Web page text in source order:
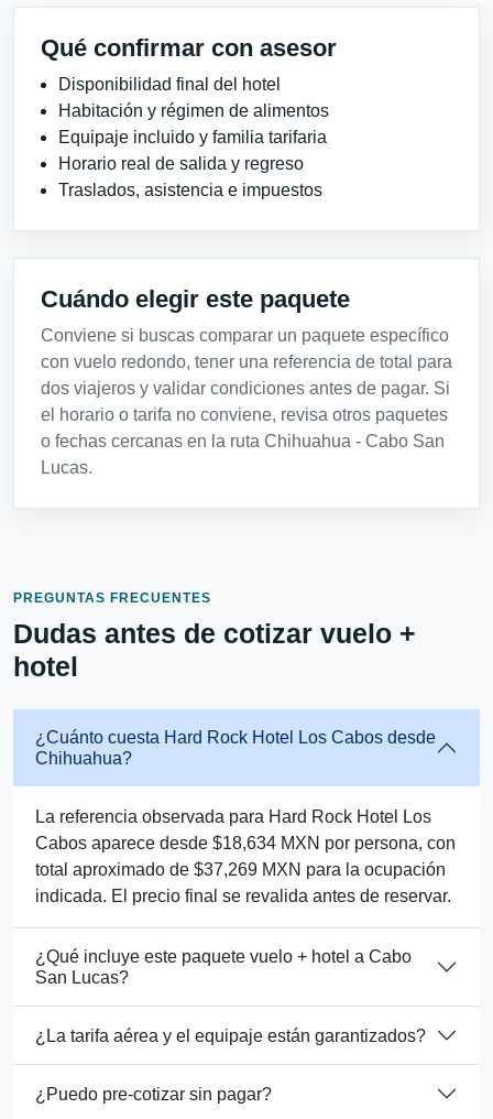
Qué confirmar con asesor
Disponibilidad final del hotel
Habitación y régimen de alimentos
Equipaje incluido y familia tarifaria
Horario real de salida y regreso
Traslados, asistencia e impuestos
Cuándo elegir este paquete
Conviene si buscas comparar un paquete específico
con vuelo redondo, tener una referencia de total para
dos viajeros y validar condiciones antes de pagar. Si
el horario o tarifa no conviene, revisa otros paquetes
o fechas cercanas en la ruta Chihuahua - Cabo San
Lucas.
PREGUNTAS FRECUENTES
Dudas antes de cotizar vuelo +
hotel
¿Cuánto cuesta Hard Rock Hotel Los Cabos desde
Chihuahua?
La referencia observada para Hard Rock Hotel Los
Cabos aparece desde $18,634 MXN por persona, con
total aproximado de $37,269 MXN para la ocupación
indicada. El precio final se revalida antes de reservar.
¿Qué incluye este paquete vuelo + hotel a Cabo
San Lucas?
¿La tarifa aérea y el equipaje están garantizados?
¿Puedo pre-cotizar sin pagar?